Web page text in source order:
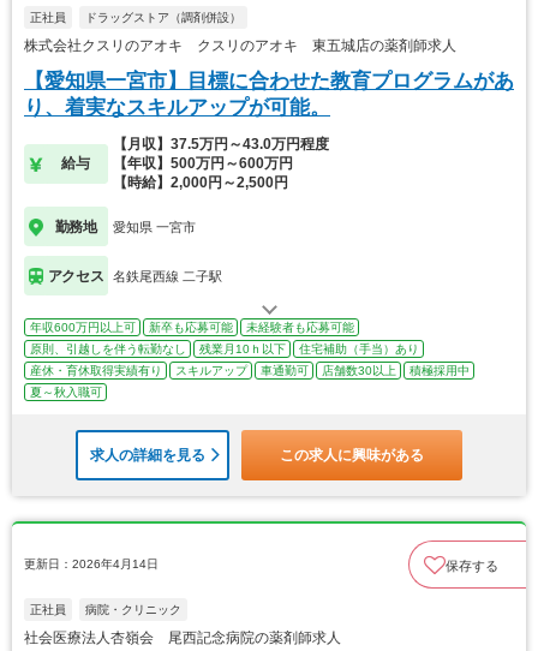
正社員 ドラッグストア（調剤併設）
株式会社クスリのアオキ クスリのアオキ 東五城店の薬剤師求人
【愛知県一宮市】目標に合わせた教育プログラムがあ
り、着実なスキルアップが可能。
給与
【月収】37.5万円～43.0万円程度
【年収】500万円～600万円
【時給】2,000円～2,500円
勤務地 愛知県 一宮市
アクセス 名鉄尾西線 二子駅
年収600万円以上可 新卒も応募可能
未経験者も応募可能
原則、引越しを伴う転勤なし
残業月10ｈ以下
住宅補助（手当）あり
産休・育休取得実績有り
スキルアップ 車通勤可 店舗数30以上
積極採用中
夏～秋入職可
求人の詳細を見る この求人に興味がある
更新日：2026年4月14日 保存する
正社員 病院・クリニック
社会医療法人杏嶺会 尾西記念病院の薬剤師求人